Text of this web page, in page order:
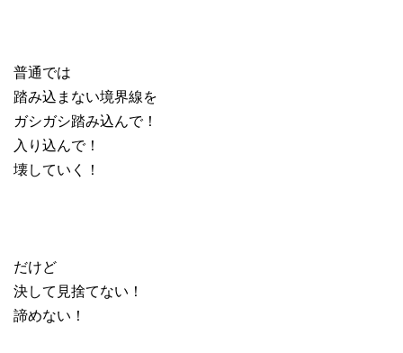
普通では
踏み込まない境界線を
ガシガシ踏み込んで！
入り込んで！
壊していく！
だけど
決して見捨てない！
諦めない！